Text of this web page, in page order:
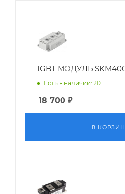
IGBT МОДУЛЬ
Есть в наличии: 20
18 700 ₽
В